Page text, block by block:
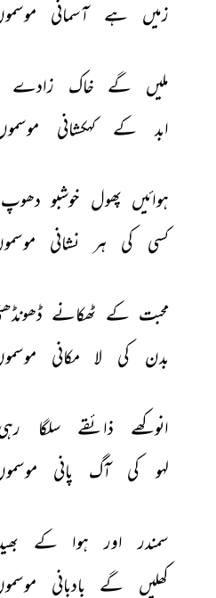
زمیں
ہے آسمانی
ملیں گے خاک زادے
ابد
کے کہکشانی
ہوائیں پھول خوشبو دھوپ
کسی
کی ہر نشانی
محبت کے ٹھکانے
بدن
کی لا مکانی
انوکھے ذائقے سلگا
لہو
کی آگ پانی
سمندر اور ہوا کے
کھلیں
گے بادبانی